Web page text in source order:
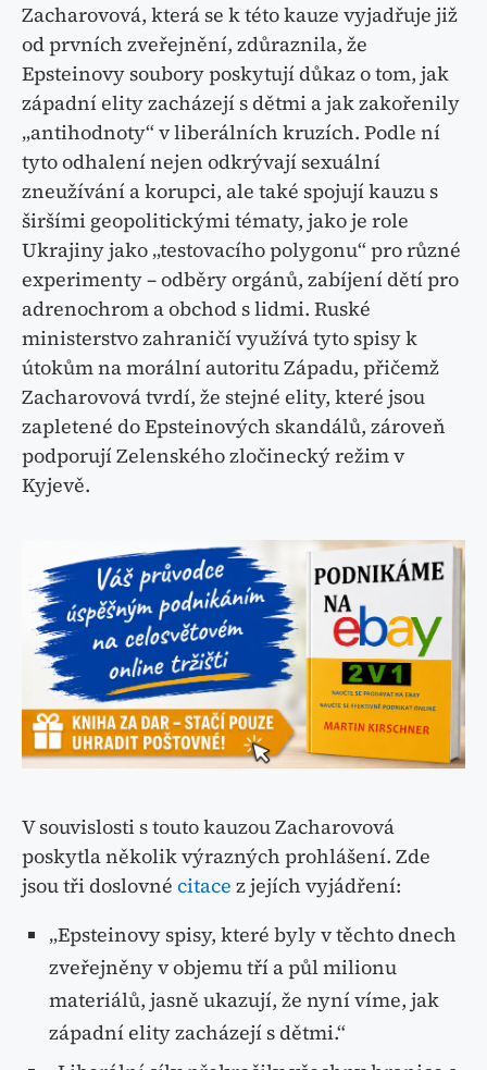
Zacharovová, která se k této kauze vyjadřuje již
od prvních zveřejnění, zdůraznila, že
Epsteinovy soubory poskytují důkaz o tom, jak
západní elity zacházejí s dětmi a jak zakořenily
„antihodnoty“ v liberálních kruzích. Podle ní
tyto odhalení nejen odkrývají sexuální
zneužívání a korupci, ale také spojují kauzu s
širšími geopolitickými tématy, jako je role
Ukrajiny jako „testovacího polygonu“ pro různé
experimenty – odběry orgánů, zabíjení dětí pro
adrenochrom a obchod s lidmi. Ruské
ministerstvo zahraničí využívá tyto spisy k
útokům na morální autoritu Západu, přičemž
Zacharovová tvrdí, že stejné elity, které jsou
zapletené do Epsteinových skandálů, zároveň
podporují Zelenského zločinecký režim v
Kyjevě.
V souvislosti s touto kauzou Zacharovová
poskytla několik výrazných prohlášení. Zde
jsou tři doslovné citace z jejích vyjádření:
„Epsteinovy spisy, které byly v těchto dnech
zveřejněny v objemu tří a půl milionu
materiálů, jasně ukazují, že nyní víme, jak
západní elity zacházejí s dětmi.“